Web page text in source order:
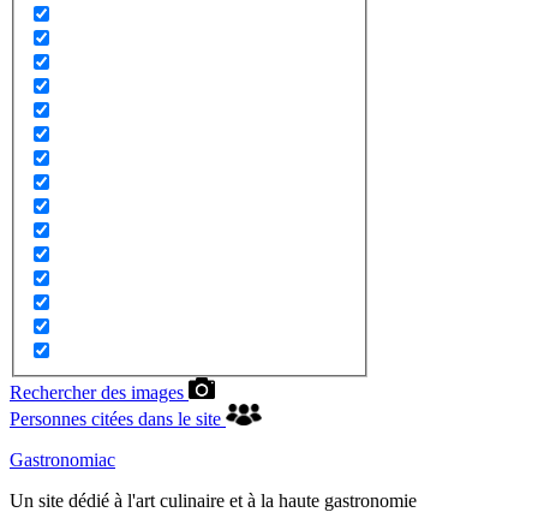
Rechercher des images
Personnes citées dans le site
Gastronomiac
Un site dédié à l'art culinaire et à la haute gastronomie